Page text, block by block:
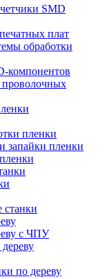
SMD
плат
обработки
компонентов
пленки
запайки пленки
станки
с ЧПУ
по дереву